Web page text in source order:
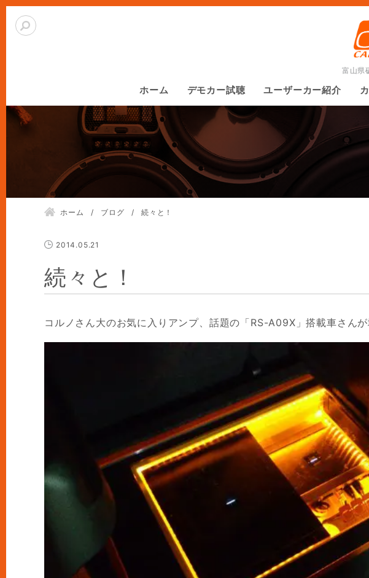
富山県
ホーム デモカー試聴 ユーザーカー紹介
ホーム ブログ 続々と！
2014.05.21
続々と！
コルノさん大のお気に入りアンプ、話題の「RS-A09X」搭載車さんが